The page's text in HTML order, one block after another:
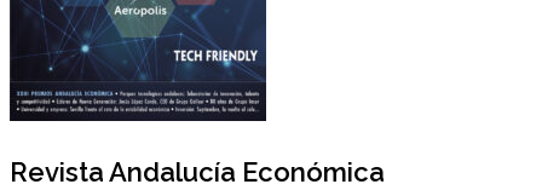
Revista Andalucía Económica